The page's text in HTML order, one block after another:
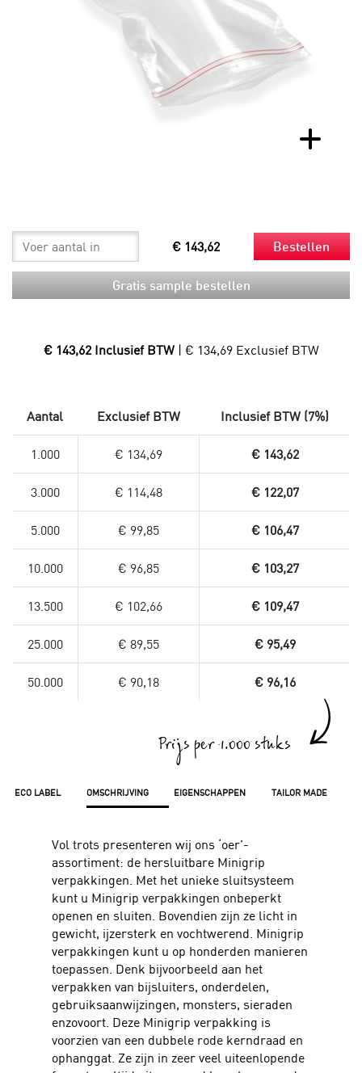
€ 143,62 Bestellen
Gratis sample bestellen
€ 143,62 Inclusief BTW | € 134,69 Exclusief BTW
ECO LABEL OMSCHRIJVING EIGENSCHAPPEN TAILOR MADE
Vol trots presenteren wij ons ‘oer’-
assortiment: de hersluitbare Minigrip
verpakkingen. Met het unieke sluitsysteem
kunt u Minigrip verpakkingen onbeperkt
openen en sluiten. Bovendien zijn ze licht in
gewicht, ijzersterk en vochtwerend. Minigrip
verpakkingen kunt u op honderden manieren
toepassen. Denk bijvoorbeeld aan het
verpakken van bijsluiters, onderdelen,
gebruiksaanwijzingen, monsters, sieraden
enzovoort. Deze Minigrip verpakking is
voorzien van een dubbele rode kerndraad en
ophanggat. Ze zijn in zeer veel uiteenlopende
Aantal Exclusief BTW Inclusief BTW (7%)
1.000 € 134,69 € 143,62
3.000 € 114,48 € 122,07
5.000 € 99,85 € 106,47
10.000 € 96,85 € 103,27
13.500 € 102,66 € 109,47
25.000 € 89,55 € 95,49
50.000 € 90,18 € 96,16
Prijs per 1.000 stuks